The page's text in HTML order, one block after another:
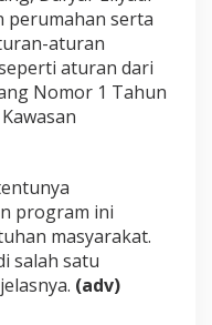
perumahan serta
aturan
aturan dari
Nomor 1 Tahun
program ini
masyarakat.
salah satu
(adv)